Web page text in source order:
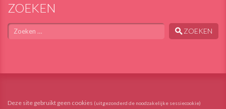
ZOEKEN
Zoeken ZOEKEN
Deze site gebruikt geen cookies (uitgezonderd de noodzakelijke sessiecookie)